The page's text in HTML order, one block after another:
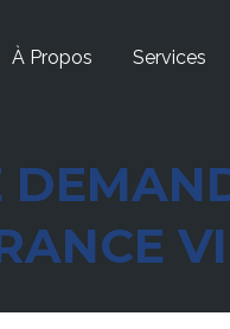
À Propos Services